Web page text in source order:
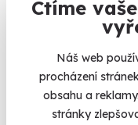
Ctíme
Náš web
procházení
obsahu a
stránky
Extrémní kurz
Přežijete v divočině?
Česká Kubice
5 150 Kč